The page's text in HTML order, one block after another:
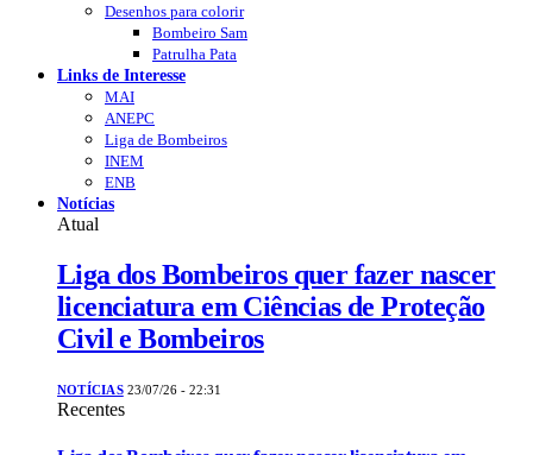
Desenhos para colorir
Bombeiro Sam
Patrulha Pata
Links de Interesse
MAI
ANEPC
Liga de Bombeiros
INEM
ENB
Notícias
Atual
Liga dos Bombeiros quer fazer nascer
licenciatura em Ciências de Proteção
Civil e Bombeiros
NOTÍCIAS 23/07/26 - 22:31
Recentes